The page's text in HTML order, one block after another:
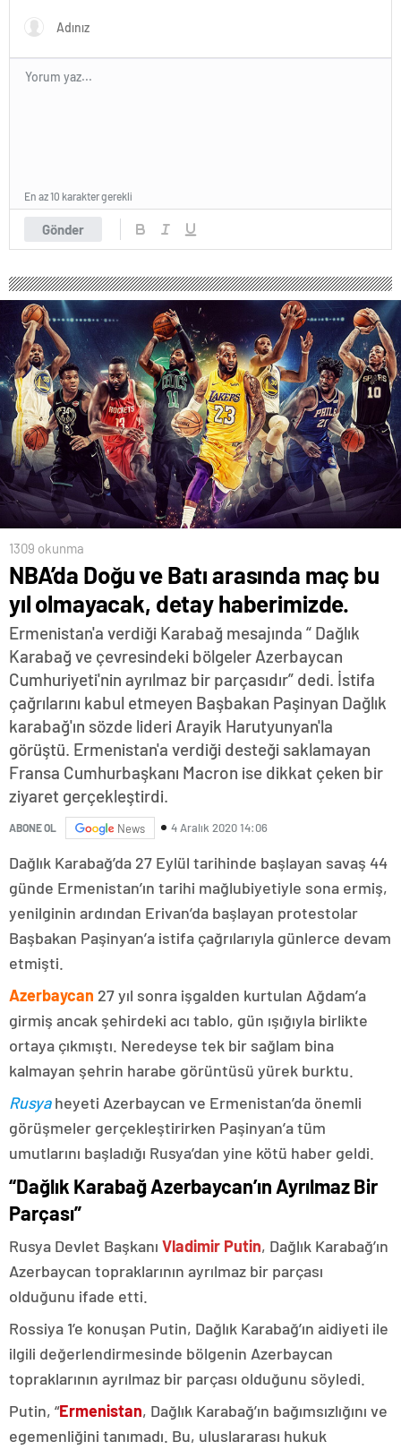
Gönder
En az 10 karakter gerekli
1309 okunma
NBA’da Doğu ve Batı arasında maç bu
yıl olmayacak, detay haberimizde.
Ermenistan'a verdiği Karabağ mesajında “ Dağlık
Karabağ ve çevresindeki bölgeler Azerbaycan
Cumhuriyeti'nin ayrılmaz bir parçasıdır” dedi. İstifa
çağrılarını kabul etmeyen Başbakan Paşinyan Dağlık
karabağ'ın sözde lideri Arayik Harutyunyan'la
görüştü. Ermenistan'a verdiği desteği saklamayan
Fransa Cumhurbaşkanı Macron ise dikkat çeken bir
ziyaret gerçekleştirdi.
ABONE OL News 4 Aralık 2020 14:06
Dağlık Karabağ’da 27 Eylül tarihinde başlayan savaş 44
günde Ermenistan’ın tarihi mağlubiyetiyle sona ermiş,
yenilginin ardından Erivan’da başlayan protestolar
Başbakan Paşinyan’a istifa çağrılarıyla günlerce devam
etmişti.
Azerbaycan 27 yıl sonra işgalden kurtulan Ağdam’a
girmiş ancak şehirdeki acı tablo, gün ışığıyla birlikte
ortaya çıkmıştı. Neredeyse tek bir sağlam bina
kalmayan şehrin harabe görüntüsü yürek burktu.
Rusyaheyeti Azerbaycan ve Ermenistan’da önemli
görüşmeler gerçekleştirirken Paşinyan’a tüm
umutlarını başladığı Rusya’dan yine kötü haber geldi.
“Dağlık Karabağ Azerbaycan’ın Ayrılmaz Bir
Parçası”
Rusya Devlet Başkanı Vladimir Putin, Dağlık Karabağ’ın
Azerbaycan topraklarının ayrılmaz bir parçası
olduğunu ifade etti.
Rossiya 1’e konuşan Putin, Dağlık Karabağ’ın aidiyeti ile
ilgili değerlendirmesinde bölgenin Azerbaycan
topraklarının ayrılmaz bir parçası olduğunu söyledi.
Putin, “Ermenistan, Dağlık Karabağ’ın bağımsızlığını ve
egemenliğini tanımadı. Bu, uluslararası hukuk